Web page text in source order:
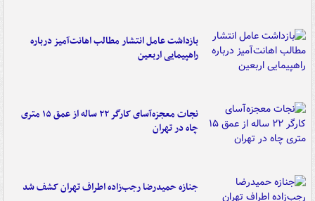
بازداشت عامل انتشار مطالب اهانت‌آمیز درباره
راهپیمایی اربعین
نجات معجزه‌آسای کارگر ۲۲ ساله از عمق ۱۵ متری
چاه در تهران
جنازه حمیدرضا رجب‌زاده اطراف تهران کشف شد